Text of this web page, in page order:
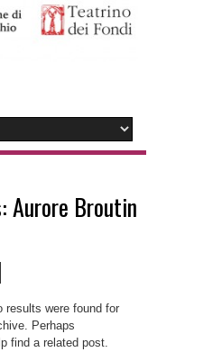
Aurore Broutin
results were found for
Perhaps
find a related post.